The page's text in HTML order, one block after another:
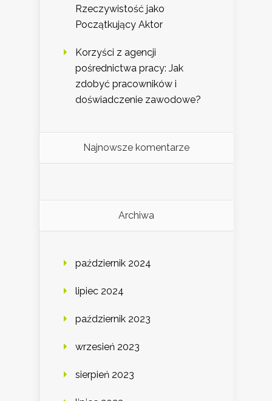
Rzeczywistość jako
Początkujący Aktor
Korzyści z agencji
pośrednictwa pracy: Jak
zdobyć pracowników i
doświadczenie zawodowe?
Najnowsze komentarze
Archiwa
październik 2024
lipiec 2024
październik 2023
wrzesień 2023
sierpień 2023